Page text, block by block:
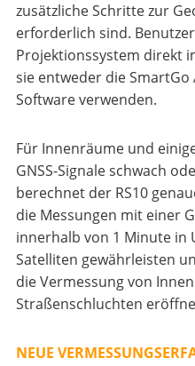
zusätzliche Schritte zur
erforderlich sind.
Projektionssystem direkt
sie entweder die
Software verwenden.
Für Innenräume und
GNSS-Signale schwach
berechnet der RS10
die Messungen mit einer
innerhalb von 1 Minute in
Satelliten gewährleisten
die Vermessung von
Straßenschluchten
NEUE